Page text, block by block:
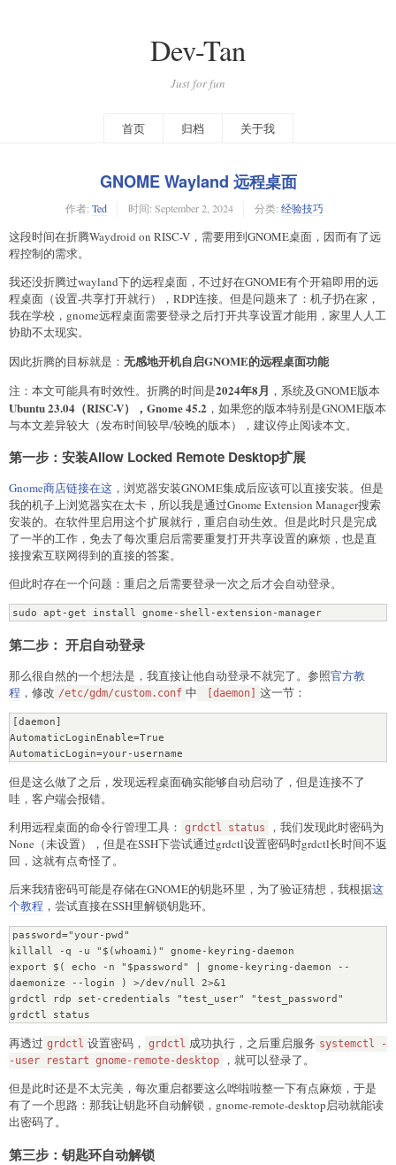
Dev-Tan
Just for fun
首页 归档 关于我
GNOME Wayland 远程桌面
作者: Ted 时间: September 2, 2024 分类: 经验技巧
这段时间在折腾Waydroid on RISC-V，需要用到GNOME桌面，因而有了远
程控制的需求。
我还没折腾过wayland下的远程桌面，不过好在GNOME有个开箱即用的远
程桌面（设置-共享打开就行），RDP连接。但是问题来了：机子扔在家，
我在学校，gnome远程桌面需要登录之后打开共享设置才能用，家里人人工
协助不太现实。
因此折腾的目标就是： 无感地开机自启GNOME的远程桌面功能
注：本文可能具有时效性。折腾的时间是2024年8月 ，系统及GNOME版本
Ubuntu 23.04（RISC-V），Gnome 45.2 ，如果您的版本特别是GNOME版本
与本文差异较大（发布时间较早/较晚的版本），建议停止阅读本文。
第一步：安装Allow Locked Remote Desktop扩展
Gnome商店链接在这 ，浏览器安装GNOME集成后应该可以直接安装。但是
我的机子上浏览器实在太卡，所以我是通过Gnome Extension Manager搜索
安装的。在软件里启用这个扩展就行，重启自动生效。但是此时只是完成
了一半的工作，免去了每次重启后需要重复打开共享设置的麻烦，也是直
接搜索互联网得到的直接的答案。
但此时存在一个问题：重启之后需要登录一次之后才会自动登录。
sudo apt-get install gnome-shell-extension-manager
第二步： 开启自动登录
那么很自然的一个想法是，我直接让他自动登录不就完了。参照官方教
程 ，修改 /etc/gdm/custom.conf 中 [daemon] 这一节：
[daemon]
AutomaticLoginEnable=True
AutomaticLogin=your-username
但是这么做了之后，发现远程桌面确实能够自动启动了，但是连接不了
哇，客户端会报错。
利用远程桌面的命令行管理工具：
grdctl status
，我们发现此时密码为
None（未设置），但是在SSH下尝试通过grdctl设置密码时grdctl长时间不返
回，这就有点奇怪了。
后来我猜密码可能是存储在GNOME的钥匙环里，为了验证猜想，我根据这
个教程 ，尝试直接在SSH里解锁钥匙环。
password="your-pwd"
killall -q -u "$(whoami)" gnome-keyring-daemon
export $( echo -n "$password" | gnome-keyring-daemon --
daemonize --login ) >/dev/null 2>&1
grdctl rdp set-credentials "test_user" "test_password"
grdctl status
再透过 grdctl 设置密码， grdctl 成功执行，之后重启服务 systemctl -
-user restart gnome-remote-desktop
，就可以登录了。
但是此时还是不太完美，每次重启都要这么哗啦啦整一下有点麻烦，于是
有了一个思路：那我让钥匙环自动解锁，gnome-remote-desktop启动就能读
出密码了。
第三步：钥匙环自动解锁